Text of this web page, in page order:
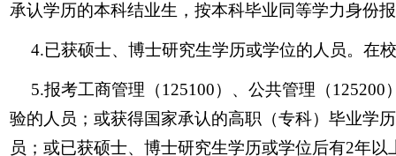
承认学历的本科结业生，按本科毕业同等学力身份
4.已获硕士、博士研究生学历或学位的人员。在
5.报考工商管理（125100）、公共管理（
验的人员；或获得国家承认的高职（专科）毕业学
员；或已获硕士、博士研究生学历或学位后有2年以